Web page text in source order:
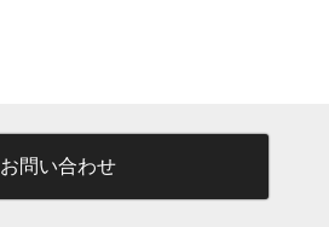
お問い合わせ